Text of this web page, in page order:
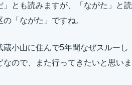
とも読みますが、「ながた」と読
「ながた」ですね。
蔵小山に住んで5年間なぜスルーし
ので、また行ってきたいと思いま